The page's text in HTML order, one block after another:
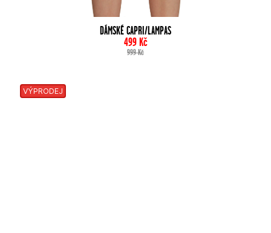
DÁMSKÉ CAPRI/LAMPAS
499Kč
999Kč
VÝPRODEJ